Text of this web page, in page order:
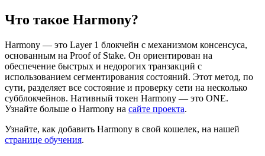
Что такое Harmony?
Harmony — это Layer 1 блокчейн с механизмом консенсуса,
основанным на Proof of Stake. Он ориентирован на
обеспечение быстрых и недорогих транзакций с
использованием сегментирования состояний. Этот метод, по
сути, разделяет все состояние и проверку сети на несколько
субблокчейнов. Нативный токен Harmony — это ONE.
Узнайте больше о Harmony на сайте проекта.
Узнайте, как добавить Harmony в свой кошелек, на нашей
странице обучения.